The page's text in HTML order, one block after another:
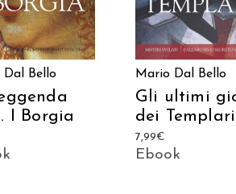
Dal Bello
I Borgia
Mario Dal Bello
Gli ultimi
dei Templari
7,99€
Ebook